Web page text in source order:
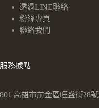
透過LINE聯絡
粉絲專頁
聯絡我們
服務據點
801 高雄市前金區旺盛街28號